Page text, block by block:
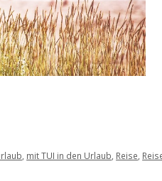
mit TUI in den Urlaub Reise